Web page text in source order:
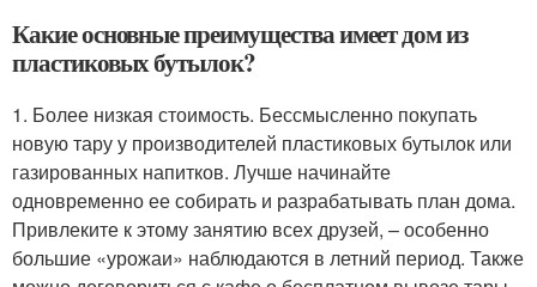
Какие основные преимущества имеет дом из
пластиковых бутылок?
1. Более низкая стоимость. Бессмысленно покупать
новую тару у производителей пластиковых бутылок или
газированных напитков. Лучше начинайте
одновременно ее собирать и разрабатывать план дома.
Привлеките к этому занятию всех друзей, – особенно
большие «урожаи» наблюдаются в летний период. Также